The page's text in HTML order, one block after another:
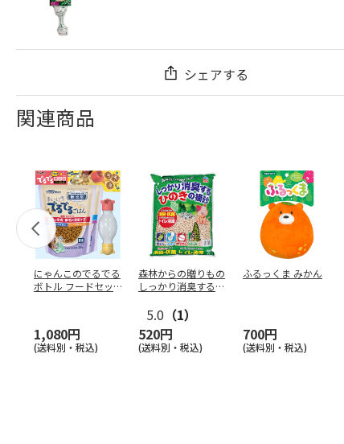
シェアする
関連商品
にゃんこのでるでる
ボトル フードセッ
1,080円
(送料別・税込)
森林からの贈りもの
しっかり消臭するひ
5.0 （1）
520円
(送料別・税込)
ふるっくま みかん
700円
(送料別・税込)